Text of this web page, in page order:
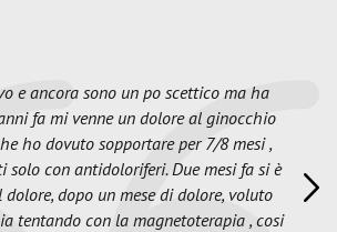
e ancora sono un po scettico ma ha
fa mi venne un dolore al ginocchio
ho dovuto sopportare per 7/8 mesi ,
solo con antidoloriferi. Due mesi fa si è
dopo un mese di dolore, voluto
tentando con la magnetoterapia , cosi